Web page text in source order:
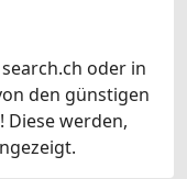
oder in
den günstigen
Diese werden,